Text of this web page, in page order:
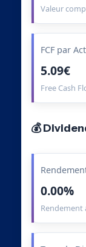
Valeur
FCF par
5.09€
Free Cash
💰
0.00%
Rendement